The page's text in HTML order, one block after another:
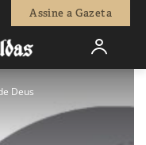
Assine a Gazeta
Deus